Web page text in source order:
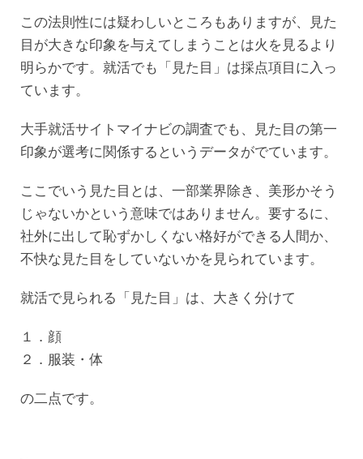
この法則性には疑わしいところもありますが、見た
目が大きな印象を与えてしまうことは火を見るより
明らかです。就活でも「見た目」は採点項目に入っ
ています。
大手就活サイトマイナビの調査でも、見た目の第一
印象が選考に関係するというデータがでています。
ここでいう見た目とは、一部業界除き、美形かそう
じゃないかという意味ではありません。要するに、
社外に出して恥ずかしくない格好ができる人間か、
不快な見た目をしていないかを見られています。
就活で見られる「見た目」は、大きく分けて
１．顔
２．服装・体
の二点です。